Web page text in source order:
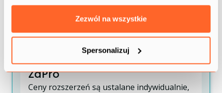
Zezwól na wszystkie
Spersonalizuj
eliminować błędy i podnosić standardy pracy.
Ceny rozszerzeń systemu
ZaPro
Ceny rozszerzeń są ustalane indywidualnie,